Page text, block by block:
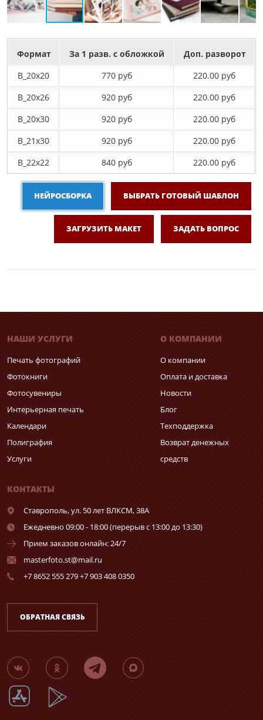
Формат За 1 разв. с обложкой
Доп. разворот
B_20х20
770 руб
220.00 руб
B_20х26
920 руб
220.00 руб
B_20х30
920 руб
220.00 руб
B_21х30
920 руб
220.00 руб
B_22х22
840 руб 220.00 руб
НЕЙРОСБОРКА ВЫБРАТЬ ГОТОВЫЙ ШАБЛОН
ЗАГРУЗИТЬ МАКЕТ ЗАДАТЬ ВОПРОС
НАШИ УСЛУГИ
Печать фотографий
Фотокниги
Фотосувениры
Интерьерная печать
Календари
Полиграфия
Услуги
О КОМПАНИИ
О компании
Оплата и доставка
Новости
Блог
Техподдержка
Возврат денежных
средств
КОНТАКТЫ
Ставрополь,ул. 50 лет ВЛКСМ, 38А
Ежедневно 09:00 - 18:00 (перерыв с 13:00 до 13:30)
Прием заказов онлайн: 24/7
masterfoto.st@mail.ru
+7 8652 555 279 +7 903 408 0350
ОБРАТНАЯ СВЯЗЬ